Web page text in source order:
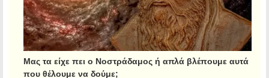
Μας τα είχε πει ο Νοστράδαμος ή απλά βλέπουμε αυτά
που θέλουμε να δούμε;